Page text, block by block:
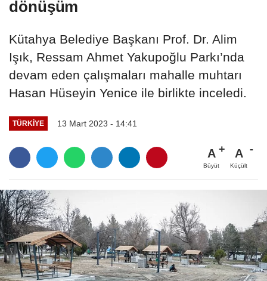
dönüşüm
Kütahya Belediye Başkanı Prof. Dr. Alim
Işık, Ressam Ahmet Yakupoğlu Parkı’nda
devam eden çalışmaları mahalle muhtarı
Hasan Hüseyin Yenice ile birlikte inceledi.
TÜRKIYE 13 Mart 2023 - 14:41
A
Büyüt
A
Küçült